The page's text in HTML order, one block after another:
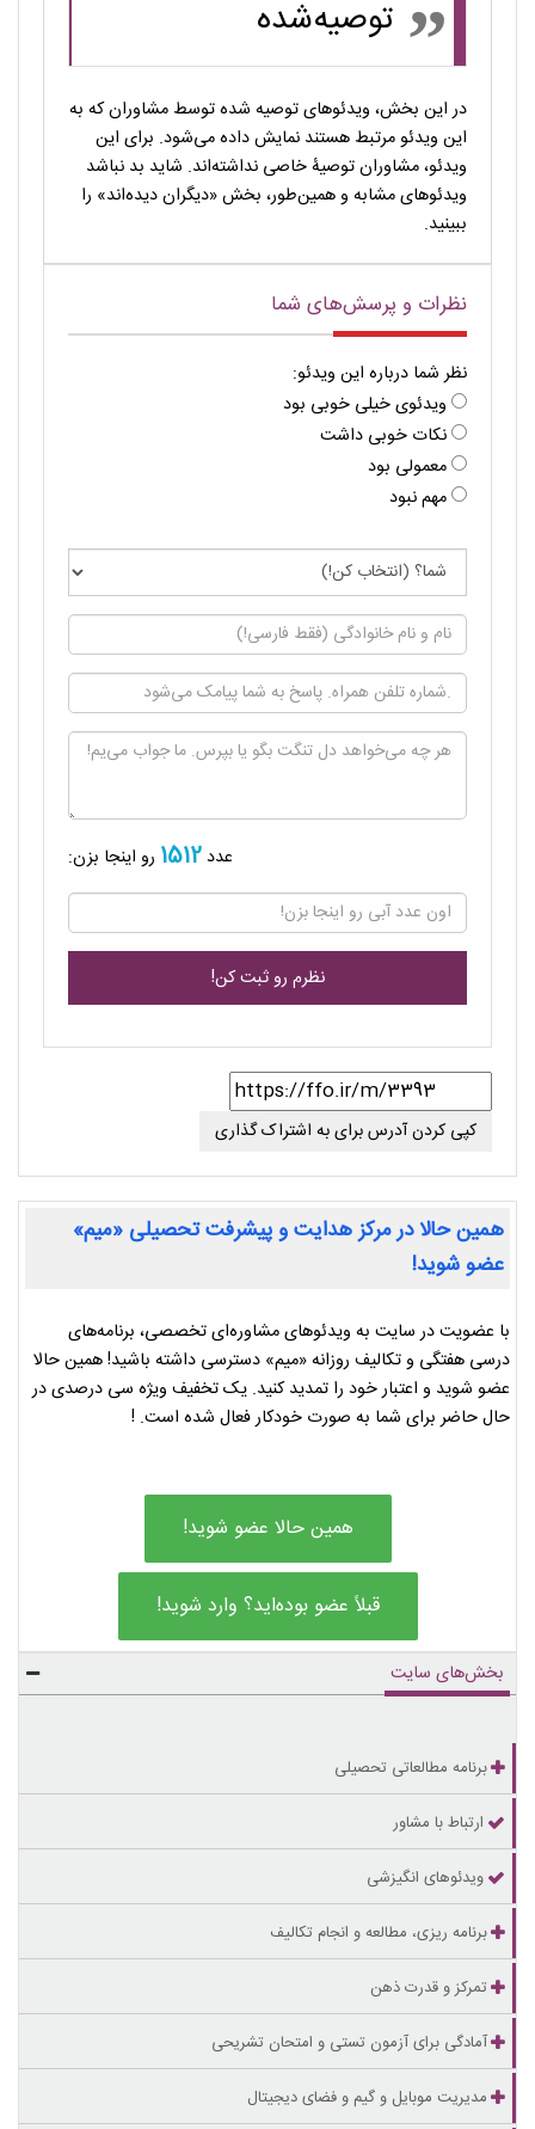
توصیه‌شده
در این بخش، ویدئوهای توصیه شده توسط مشاوران که به
این ویدئو مرتبط هستند نمایش داده می‌شود. برای این
ویدئو، مشاوران توصیۀ خاصی نداشته‌اند. شاید بد نباشد
ویدئوهای مشابه و همین‌طور، بخش «دیگران دیده‌اند» را
ببینید.
نظرات و پرسش‌های شما
نظر شما درباره این ویدئو:
ویدئوی خیلی خوبی بود
نکات خوبی داشت
معمولی بود
مهم نبود
عدد1512 رو اینجا بزن:
کپی کردن آدرس برای به اشتراک گذاری
همین حالا در مرکز هدایت و پیشرفت تحصیلی «میم»
عضو شوید!
با عضویت در سایت به ویدئوهای مشاوره‌ای تخصصی، برنامه‌های
درسی هفتگی و تکالیف روزانه «میم» دسترسی داشته باشید! همین حالا
عضو شوید و اعتبار خود را تمدید کنید. یک تخفیف ویژه سی درصدی در
حال حاضر برای شما به صورت خودکار فعال شده است. !
همین حالا عضو شوید!
قبلاً عضو بوده‌اید؟ وارد شوید!
بخش‌های سایت
برنامه مطالعاتی تحصیلی
ارتباط با مشاور
ویدئوهای انگیزشی
برنامه ریزی، مطالعه و انجام تکالیف
تمرکز و قدرت ذهن
آمادگی برای آزمون تستی و امتحان تشریحی
مدیریت موبایل و گیم و فضای دیجیتال